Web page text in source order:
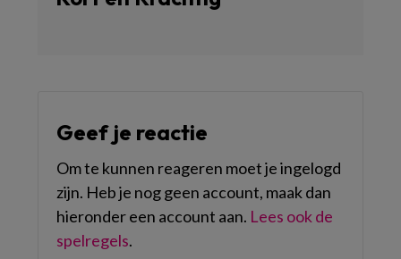
Geef je reactie
Om te kunnen reageren moet je ingelogd
zijn. Heb je nog geen account, maak dan
hieronder een account aan. Lees ook de
spelregels.